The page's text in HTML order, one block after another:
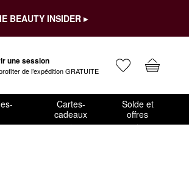
BEAUTY INSIDER ▸
une session
de l’expédition GRATUITE
Cartes-
cadeaux
Solde et
offres